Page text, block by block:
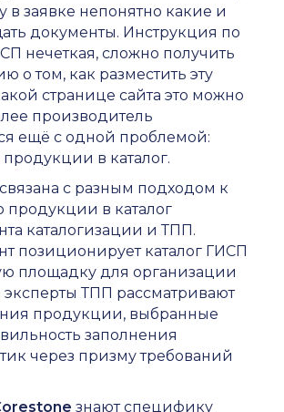
в заявке непонятно какие и
документы. Инструкция по
нечеткая, сложно получить
о том, как разместить эту
странице сайта это можно
производитель
ещё с одной проблемой:
в каталог.
с разным подходом к
в каталог
каталогизации и ТПП.
позиционирует каталог ГИСП
площадку для организации
эксперты ТПП рассматривают
продукции, выбранные
заполнения
через призму требований
знают специфику